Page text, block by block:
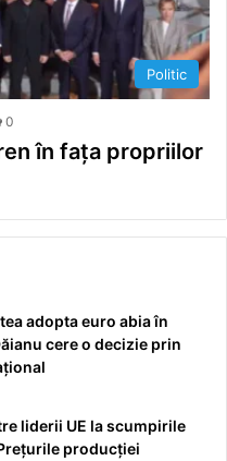
Politic
0
în fața propriilor
adopta euro abia în
cere o decizie prin
liderii UE la scumpirile
producției